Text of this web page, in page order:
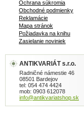
Ochrana súkromia
Obchodné podmienky
Reklamácie
Mapa stránok
Požiadavka na knihu
Zasielanie noviniek
ANTIKVARIÁT s.r.o.
Radničné námestie 46
08501 Bardejov
tel: 054 474 4424
mob: 0903 612078
info@antikvariatshop.sk